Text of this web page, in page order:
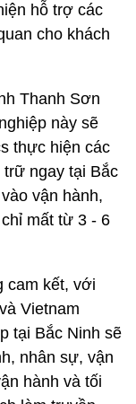
hỗ trợ các
cho khách
Thanh Sơn
này sẽ
thực hiện các
trữ ngay tại Bắc
vận hành,
mất từ 3 - 6
cam kết, với
Vietnam
tại Bắc Ninh sẽ
nhân sự, vận
hành và tối